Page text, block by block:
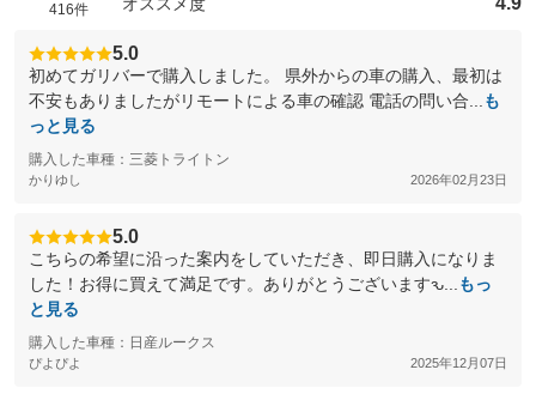
416件
5.0
初めてガリバーで購入しました。 県外からの車の購入、最初は
不安もありましたがリモートによる車の確認 電話の問い合...
も
っと見る
購入した車種：三菱トライトン
かりゆし 2026年02月23日
5.0
こちらの希望に沿った案内をしていただき、即日購入になりま
した！お得に買えて満足です。ありがとうございますԅ...
もっ
と見る
購入した車種：日産ルークス
ぴよぴよ 2025年12月07日